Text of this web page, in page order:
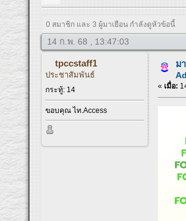
0 สมาชิก และ 3 ผู้มาเยือน กำลังดูหัวข้อนี้
14 ก.พ. 68 , 13:47:03
tpccstaff1
ประชาสัมพันธ์
กระทู้: 14
ขอบคุณ ไท.Access
ม
« เมื่อ: